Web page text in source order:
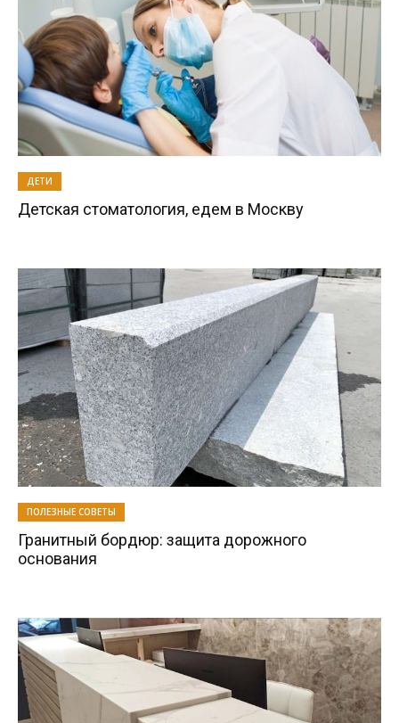
ДЕТИ
Детская стоматология, едем в Москву
ПОЛЕЗНЫЕ СОВЕТЫ
Гранитный бордюр: защита дорожного
основания